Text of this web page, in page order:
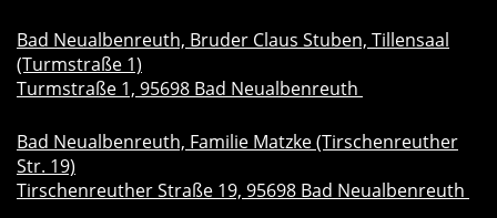
Bad Neualbenreuth, Bruder Claus Stuben, Tillensaal
(Turmstraße 1)
Turmstraße 1, 95698 Bad Neualbenreuth
Bad Neualbenreuth, Familie Matzke (Tirschenreuther
Str. 19)
Tirschenreuther Straße 19, 95698 Bad Neualbenreuth